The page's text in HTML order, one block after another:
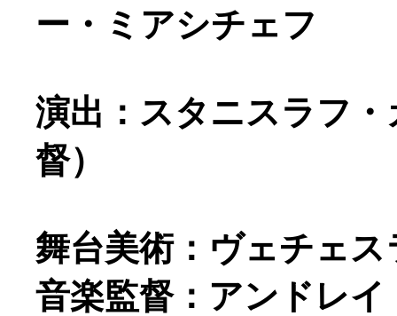
ー・ミアシチェフ
演出：スタニスラフ
督）
舞台美術：ヴェチェ
音楽監督：アンドレ